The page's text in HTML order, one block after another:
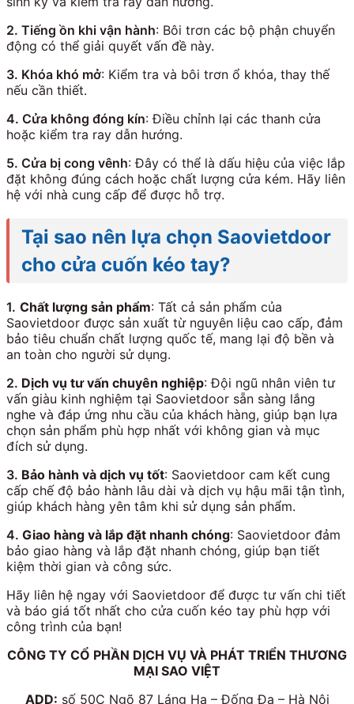
2. Tiếng ồn khi vận hành: Bôi trơn các bộ phận chuyển
động có thể giải quyết vấn đề này.
3. Khóa khó mở: Kiểm tra và bôi trơn ổ khóa, thay thế
nếu cần thiết.
4. Cửa không đóng kín: Điều chỉnh lại các thanh cửa
hoặc kiểm tra ray dẫn hướng.
5. Cửa bị cong vênh: Đây có thể là dấu hiệu của việc lắp
đặt không đúng cách hoặc chất lượng cửa kém. Hãy liên
hệ với nhà cung cấp để được hỗ trợ.
Tại sao nên lựa chọn Saovietdoor
cho cửa cuốn kéo tay?
1. Chất lượng sản phẩm: Tất cả sản phẩm của
Saovietdoor được sản xuất từ nguyên liệu cao cấp, đảm
bảo tiêu chuẩn chất lượng quốc tế, mang lại độ bền và
an toàn cho người sử dụng.
2. Dịch vụ tư vấn chuyên nghiệp: Đội ngũ nhân viên tư
vấn giàu kinh nghiệm tại Saovietdoor sẵn sàng lắng
nghe và đáp ứng nhu cầu của khách hàng, giúp bạn lựa
chọn sản phẩm phù hợp nhất với không gian và mục
đích sử dụng.
3. Bảo hành và dịch vụ tốt: Saovietdoor cam kết cung
cấp chế độ bảo hành lâu dài và dịch vụ hậu mãi tận tình,
giúp khách hàng yên tâm khi sử dụng sản phẩm.
4. Giao hàng và lắp đặt nhanh chóng: Saovietdoor đảm
bảo giao hàng và lắp đặt nhanh chóng, giúp bạn tiết
kiệm thời gian và công sức.
Hãy liên hệ ngay với Saovietdoor để được tư vấn chi tiết
và báo giá tốt nhất cho cửa cuốn kéo tay phù hợp với
công trình của bạn!
CÔNG TY CỔ PHẦN DỊCH VỤ VÀ PHÁT TRIỂN THƯƠNG
MẠI SAO VIỆT
ADD: số 50C Ngõ 87 Láng Hạ – Đống Đa – Hà Nội